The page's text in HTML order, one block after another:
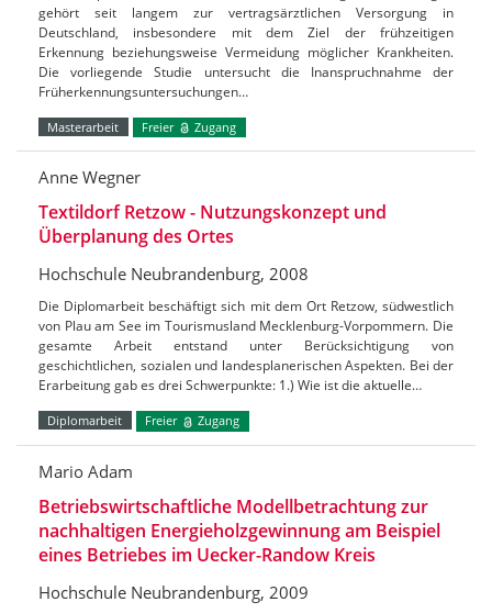
gehört seit langem zur vertragsärztlichen Versorgung in
Deutschland, insbesondere mit dem Ziel der frühzeitigen
Erkennung beziehungsweise Vermeidung möglicher Krankheiten.
Die vorliegende Studie untersucht die Inanspruchnahme der
Früherkennungsuntersuchungen…
Masterarbeit Freier Zugang
Anne Wegner
Textildorf Retzow - Nutzungskonzept und
Überplanung des Ortes
Hochschule Neubrandenburg, 2008
Die Diplomarbeit beschäftigt sich mit dem Ort Retzow, südwestlich
von Plau am See im Tourismusland Mecklenburg-Vorpommern. Die
gesamte Arbeit entstand unter Berücksichtigung von
geschichtlichen, sozialen und landesplanerischen Aspekten. Bei der
Erarbeitung gab es drei Schwerpunkte: 1.) Wie ist die aktuelle…
Diplomarbeit Freier Zugang
Mario Adam
Betriebswirtschaftliche Modellbetrachtung zur
nachhaltigen Energieholzgewinnung am Beispiel
eines Betriebes im Uecker-Randow Kreis
Hochschule Neubrandenburg, 2009